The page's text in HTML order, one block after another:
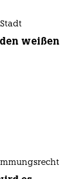
weißen